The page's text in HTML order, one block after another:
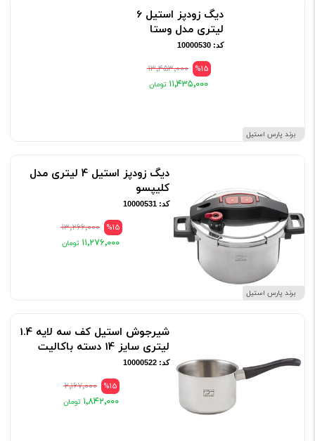
برند پارس استیل
دیگ زودپز استیل 6
لیتری مدل وستا
کد: 10000530
%15 ۱۳٬۴۵۳٬۰۰۰
۱۱٬۴۳۵٬۰۰۰
برند پارس استیل
دیگ زودپز استیل 4 لیتری مدل
کلیپسو
کد: 10000531
%15 ۱۳٬۲۶۶٬۰۰۰
۱۱٬۲۷۶٬۰۰۰
شیرجوش استیل کف سه لایه 1.4
لیتری سایز 14 دسته باکالیت
کد: 10000522
%15 ۲٬۱۶۷٬۰۰۰
۱٬۸۴۲٬۰۰۰